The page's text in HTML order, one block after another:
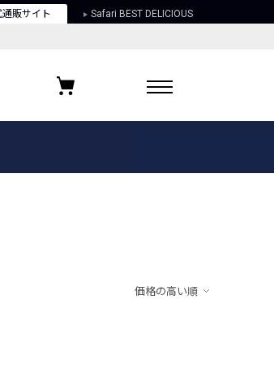
販サイト Safari BEST DELICIOUS
お気に入りブランド
価格の高い順